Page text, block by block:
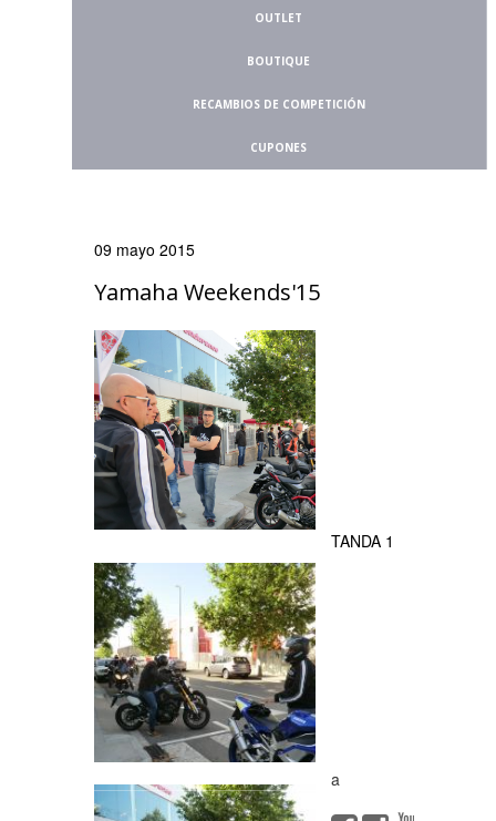
OUTLET
BOUTIQUE
RECAMBIOS DE COMPETICIÓN
CUPONES
09 mayo 2015
Yamaha Weekends'15
TANDA 1
a